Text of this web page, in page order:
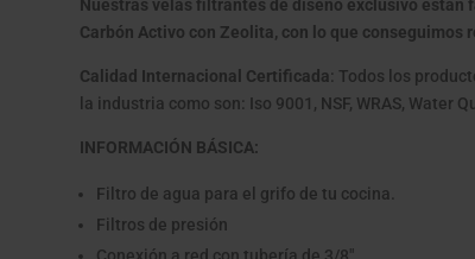
Nuestras velas filtrantes de diseño exclusivo están
Carbón Activo con Zeolita, con lo que conseguimos
Calidad Internacional Certificada: Todos los
la industria como son: Iso 9001, NSF, WRAS, Water
INFORMACIÓN BÁSICA:
Filtro de agua para el grifo de tu cocina.
Filtros de presión